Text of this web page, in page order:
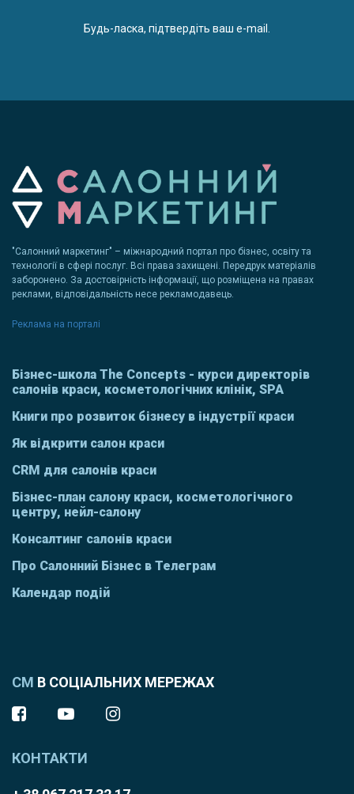
Будь-ласка, підтвердіть ваш e-mail.
"Салонний маркетинг" – міжнародний портал про бізнес, освіту та
технології в сфері послуг. Всі права захищені. Передрук матеріалів
заборонено. За достовірність інформації, що розміщена на правах
реклами, відповідальність несе рекламодавець.
Реклама на порталі
Бізнес-школа The Concepts - курси директорів
салонів краси, косметологічних клінік, SPA
Книги про розвиток бізнесу в індустрії краси
Як відкрити салон краси
CRM для салонів краси
Бізнес-план салону краси, косметологічного
центру, нейл-салону
Консалтинг салонів краси
Про Салонний Бізнес в Телеграм
Календар подій
СМ В СОЦІАЛЬНИХ МЕРЕЖАХ
КОНТАКТИ